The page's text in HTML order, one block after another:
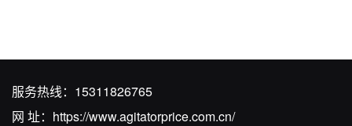
服务热线： 15311826765
网 址： https://www.agitatorprice.com.cn/